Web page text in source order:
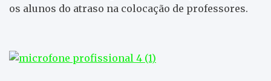
os alunos do atraso na colocação de professores.